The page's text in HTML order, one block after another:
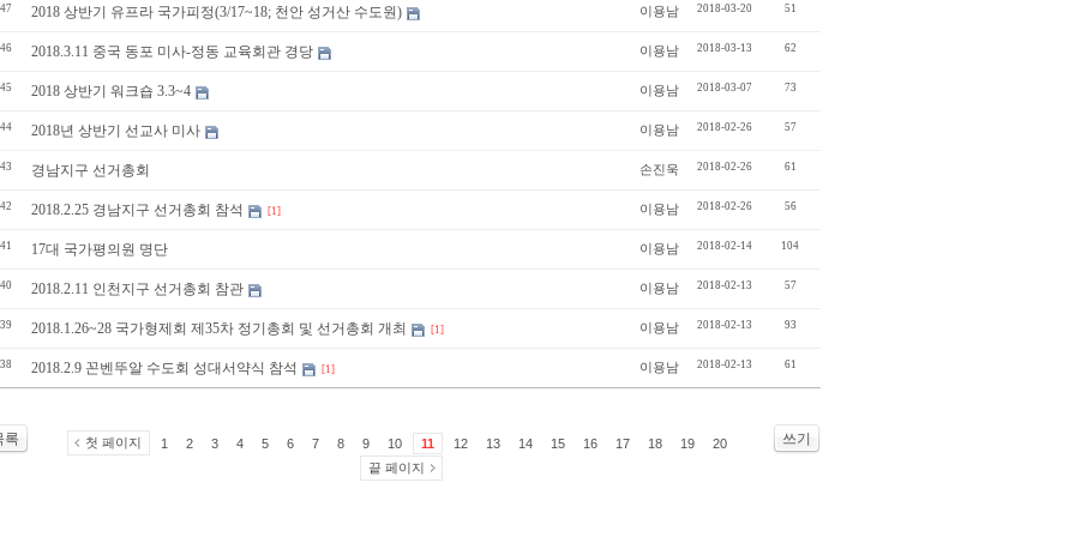
2018 상반기 유프라 국가피정(3/17~18; 천안 성거산 수도원) 이용남 2018-03-20 51
2018.3.11 중국 동포 미사-정동 교육회관 경당 이용남 2018-03-13 62
2018 상반기 워크숍 3.3~4 이용남 2018-03-07 73
2018년 상반기 선교사 미사 이용남 2018-02-26 57
경남지구 선거총회 손진욱 2018-02-26 61
2018.2.25 경남지구 선거총회 참석 [1] 이용남 2018-02-26 56
17대 국가평의원 명단 이용남 2018-02-14 104
2018.2.11 인천지구 선거총회 참관 이용남 2018-02-13 57
2018.1.26~28 국가형제회 제35차 정기총회 및 선거총회 개최 [1] 이용남 2018-02-13 93
2018.2.9 꼰벤뚜알 수도회 성대서약식 참석 [1] 이용남 2018-02-13 61
록 쓰기
첫 페이지 1 2 3 4 5 6 7 8 9 10 11 12 13 14 15 16 17 18 19
20
끝 페이지